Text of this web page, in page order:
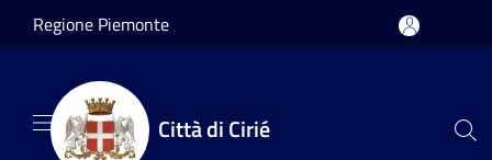
Salta al contenuto principale
Regione Piemonte
Città di Cirié